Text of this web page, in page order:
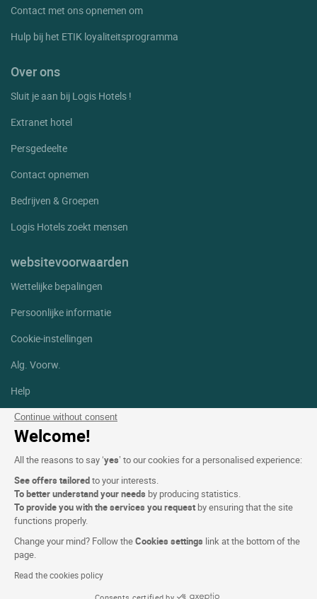
Continue without consent
Welcome!
All the reasons to say ‘yes’ to our cookies for a personalised experience:
See offers tailoredto your interests.
To better understand your needs by producing statistics.
To provide you with the services you request by ensuring that the site
functions properly.
Change your mind? Follow theCookies settings link at the bottom of the
page.
Read the cookies policy
Consents certified by
Contact met ons opnemen om
Hulp bij het ETIK loyaliteitsprogramma
Over ons
Sluit je aan bij Logis Hotels !
Extranet hotel
Persgedeelte
Contact opnemen
Bedrijven & Groepen
Logis Hotels zoekt mensen
websitevoorwaarden
Wettelijke bepalingen
Persoonlijke informatie
Cookie-instellingen
Alg. Voorw.
Help
Sitemap
Foto's
Facebook
Instagram
Linkedin